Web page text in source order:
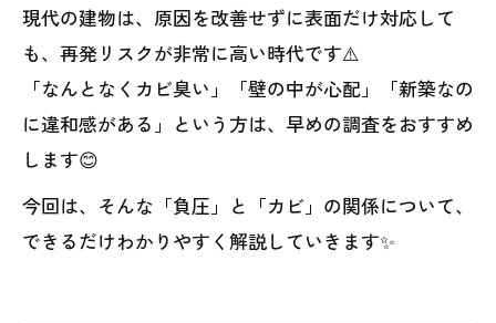
現代の建物は、原因を改善せずに表面だけ対応して
も、再発リスクが非常に高い時代です⚠️
「なんとなくカビ臭い」「壁の中が心配」「新築なの
に違和感がある」という方は、早めの調査をおすすめ
します😊
今回は、そんな「負圧」と「カビ」の関係について、
できるだけわかりやすく解説していきます✨